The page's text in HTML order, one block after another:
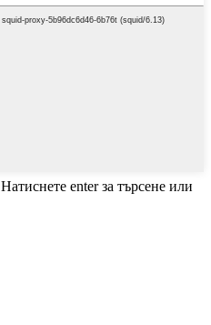
Натиснете enter за търсене или